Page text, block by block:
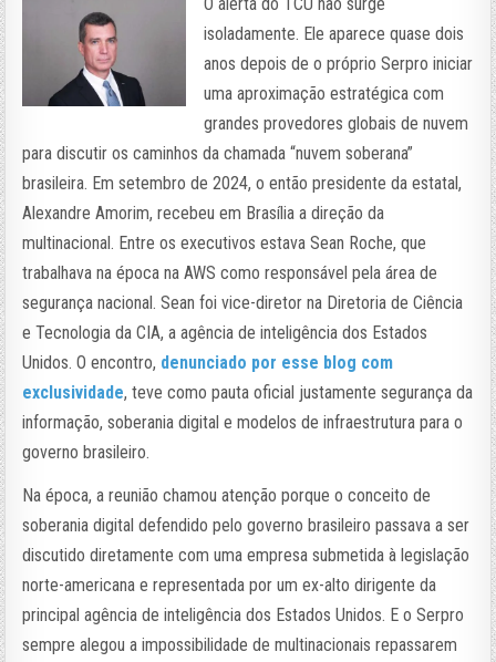
isoladamente. Ele aparece quase dois
anos depois de o próprio Serpro iniciar
uma aproximação estratégica com
grandes provedores globais de nuvem
para discutir os caminhos da chamada “nuvem soberana”
brasileira. Em setembro de 2024, o então presidente da estatal,
Alexandre Amorim, recebeu em Brasília a direção da
multinacional. Entre os executivos estava Sean Roche, que
trabalhava na época na AWS como responsável pela área de
segurança nacional. Sean foi vice-diretor na Diretoria de Ciência
e Tecnologia da CIA, a agência de inteligência dos Estados
Unidos. O encontro, denunciado por esse blog com
exclusividade, teve como pauta oficial justamente segurança da
informação, soberania digital e modelos de infraestrutura para o
governo brasileiro.
Na época, a reunião chamou atenção porque o conceito de
soberania digital defendido pelo governo brasileiro passava a ser
discutido diretamente com uma empresa submetida à legislação
norte-americana e representada por um ex-alto dirigente da
principal agência de inteligência dos Estados Unidos. E o Serpro
sempre alegou a impossibilidade de multinacionais repassarem